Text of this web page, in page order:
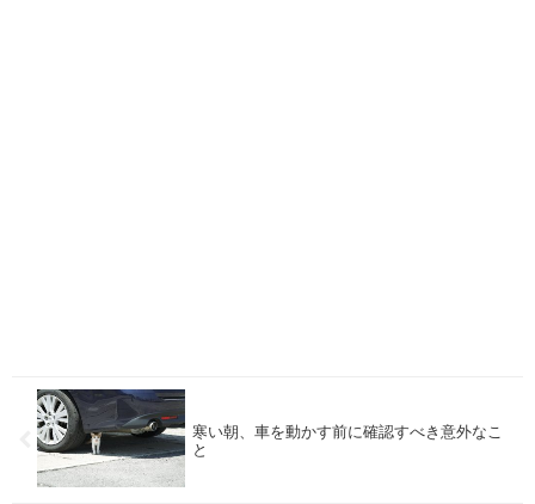
寒い朝、車を動かす前に確認すべき意外なこ
と